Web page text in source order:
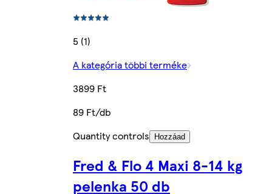
5 (1)
A kategória többi terméke
3899 Ft
89 Ft/db
Quantity controls
Hozzáad
Fred & Flo 4 Maxi 8-14 kg
pelenka 50 db